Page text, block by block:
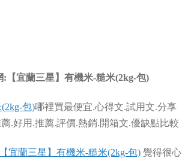
:【宜蘭三星】有機米-糙米(2kg-包)
包)哪裡買最便宜.心得文.試用文.分享
.好用.推薦.評價.熱銷.開箱文.優缺點比較
【宜蘭三星】有機米-糙米(2kg-包) 覺得很心